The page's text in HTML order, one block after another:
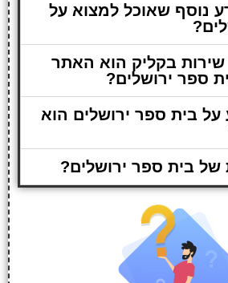
נוסף שאוכל למצוא על
בקליק הוא האתר
ספר ירושלים?
בית ספר ירושלים הוא
בית ספר ירושלים?